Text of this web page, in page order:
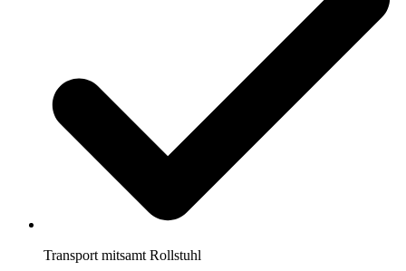
Transport mitsamt Rollstuhl